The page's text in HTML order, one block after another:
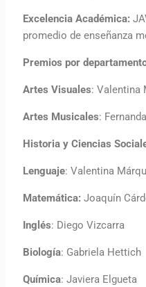
Excelencia Académica:
promedio de enseñanza
Premios por
Artes Visuales: Valentina
Artes Musicales:
Historia y Ciencias
Lenguaje: Valentina
Matemática:Joaquín
Inglés: Diego Vizcarra
Biología: Gabriela Hettich
Química: Javiera Elgueta